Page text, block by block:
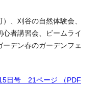
、刈谷の自然体験会、
者講習会、ビームライ
デン春のガーデンフェ
日号 21ページ （PDF